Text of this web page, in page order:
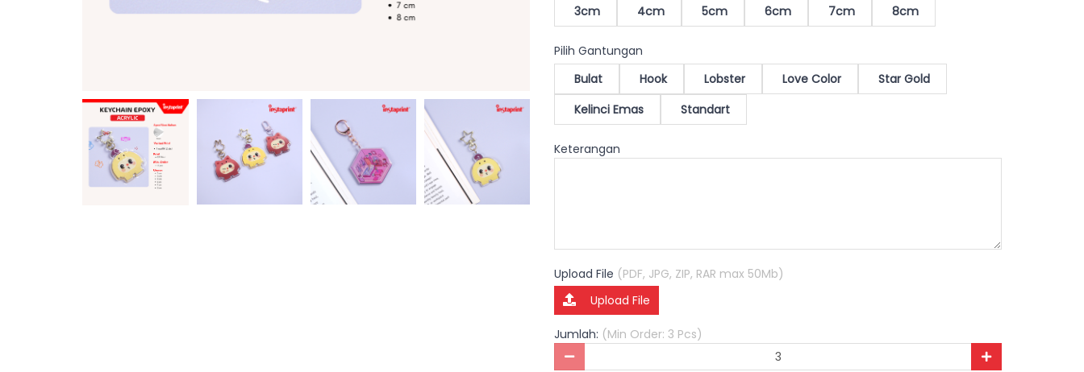
3cm
4cm 5cm 6cm 7cm 8cm
Pilih Gantungan
Bulat
Hook Lobster Love Color
Star Gold
Kelinci Emas
Standart
Keterangan
Upload File (PDF, JPG, ZIP, RAR max 50Mb)
Upload File
Jumlah: (Min Order: 3 Pcs)